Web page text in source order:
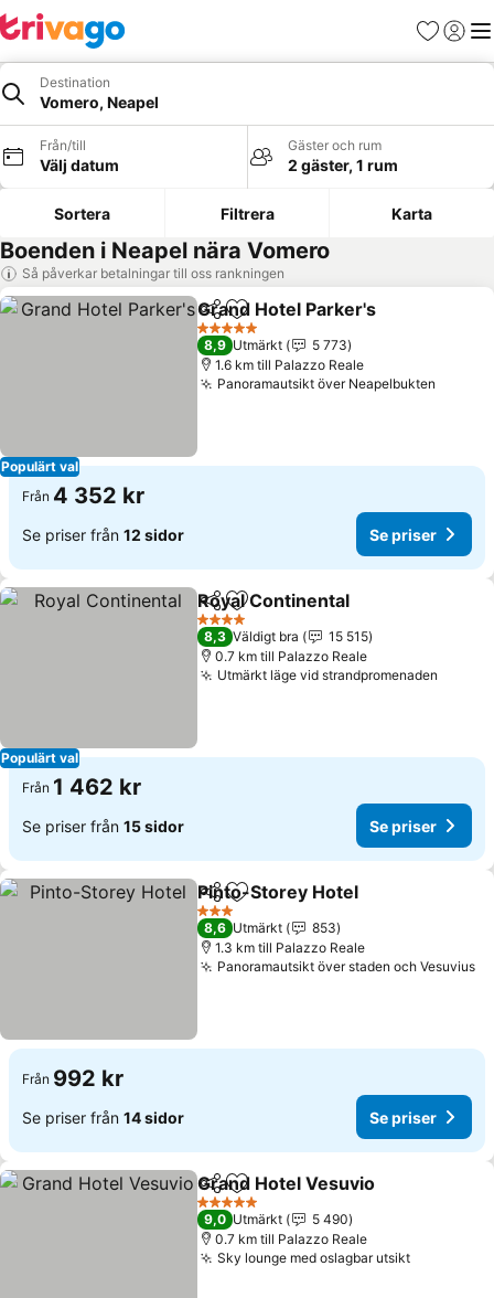
Favoriter
Logga
Destination
Vomero, Neapel
Från/till
Välj datum
Gäster och rum
2 gäster, 1 rum
Sortera Filtrera Karta
Boenden i Neapel nära Vomero
Så påverkar betalningar till oss rankningen
Populärt val
Dela Lägg till i Mina Favoriter
Grand Hotel Parker's
5 Stjärnor
8,9 Utmärkt
5 773
1.6 km till Palazzo Reale
Panoramautsikt över Neapelbukten
Från 4 352 kr
Se priser från 12 sidor Se priser
Populärt val
Dela Lägg till i Mina Favoriter
Royal Continental
4 Stjärnor
8,3 Väldigt bra
15 515
0.7 km till Palazzo Reale
Utmärkt läge vid strandpromenaden
Från 1 462 kr
Se priser från 15 sidor Se priser
Dela Lägg till i Mina Favoriter
Pinto-Storey Hotel
3 Stjärnor
8,6 Utmärkt
853
1.3 km till Palazzo Reale
Panoramautsikt över staden och Vesuvius
Från 992 kr
Se priser från 14 sidor Se priser
Dela Lägg till i Mina Favoriter
Grand Hotel Vesuvio
5 Stjärnor
9,0 Utmärkt
5 490
0.7 km till Palazzo Reale
Sky lounge med oslagbar utsikt